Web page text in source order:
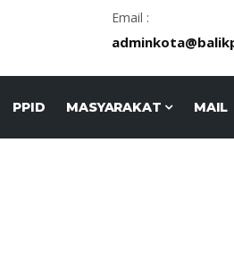
Email :
PPID MASYARAKAT MAIL